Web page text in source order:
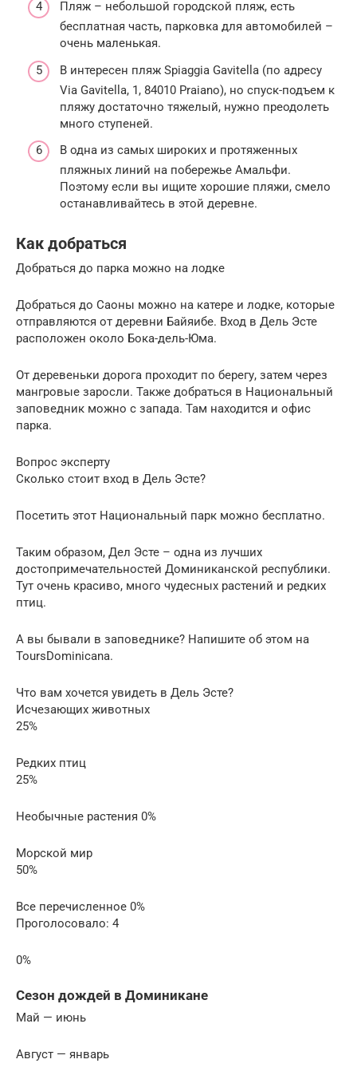
Пляж – небольшой городской пляж, есть
бесплатная часть, парковка для автомобилей –
очень маленькая.
В интересен пляж Spiaggia Gavitella (по адресу
Via Gavitella, 1, 84010 Praiano), но спуск-подъем к
пляжу достаточно тяжелый, нужно преодолеть
много ступеней.
В одна из самых широких и протяженных
пляжных линий на побережье Амальфи.
Поэтому если вы ищите хорошие пляжи, смело
останавливайтесь в этой деревне.
Как добраться
Добраться до парка можно на лодке
Добраться до Саоны можно на катере и лодке, которые
отправляются от деревни Байяибе. Вход в Дель Эсте
расположен около Бока-дель-Юма.
От деревеньки дорога проходит по берегу, затем через
мангровые заросли. Также добраться в Национальный
заповедник можно с запада. Там находится и офис
парка.
Вопрос эксперту
Сколько стоит вход в Дель Эсте?
Посетить этот Национальный парк можно бесплатно.
Таким образом, Дел Эсте – одна из лучших
достопримечательностей Доминиканской республики.
Тут очень красиво, много чудесных растений и редких
птиц.
А вы бывали в заповеднике? Напишите об этом на
ToursDominicana.
Что вам хочется увидеть в Дель Эсте?
Исчезающих животных
25%
Редких птиц
25%
Необычные растения 0%
Морской мир
50%
Все перечисленное 0%
Проголосовало: 4
0%
Сезон дождей в Доминикане
Май — июнь
Август — январь